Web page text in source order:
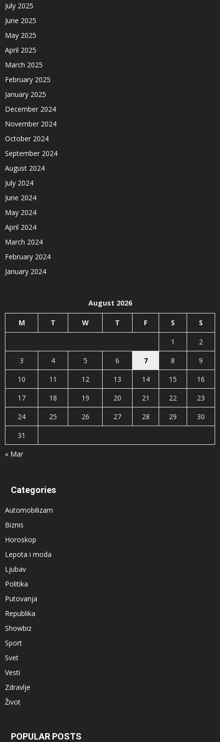
July 2025
June 2025
May 2025
April 2025
March 2025
February 2025
January 2025
December 2024
November 2024
October 2024
September 2024
August 2024
July 2024
June 2024
May 2024
April 2024
March 2024
February 2024
January 2024
August 2026
M T W T F S S
« Mar
1
2
3
4 5 6 7 8
9
10
11 12 13 14 15
16
17
18 19 20 21 22
23
24
25 26 27 28 29
30
31
Categories
Automobilizam
Biznis
Horoskop
Lepota i moda
Ljubav
Politika
Putovanja
Republika
Showbiz
Sport
Svet
Vesti
Zdravlje
Život
POPULAR POSTS